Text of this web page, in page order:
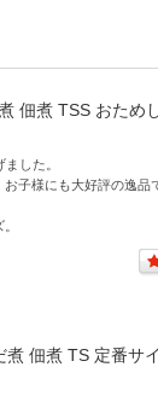
佃煮 TSS おため
した。
子様にも大好評の逸品
佃煮 TS 定番サ